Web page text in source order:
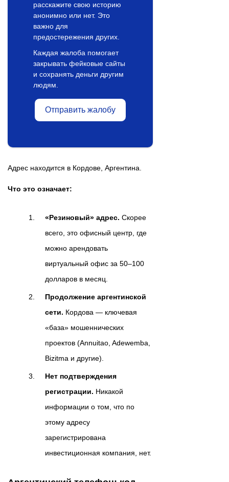
расскажите свою историю
анонимно или нет. Это
важно для
предостережения других.
Каждая жалоба помогает
закрывать фейковые сайты
и сохранять деньги другим
людям.
Отправить жалобу
Адрес находится в Кордове, Аргентина.
Что это означает:
«Резиновый» адрес. Скорее
всего, это офисный центр, где
можно арендовать
виртуальный офис за 50–100
долларов в месяц.
Продолжение аргентинской
сети. Кордова — ключевая
«база» мошеннических
проектов (Annuitao, Adewemba,
Bizitma и другие).
Нет подтверждения
регистрации. Никакой
информации о том, что по
этому адресу
зарегистрирована
инвестиционная компания, нет.